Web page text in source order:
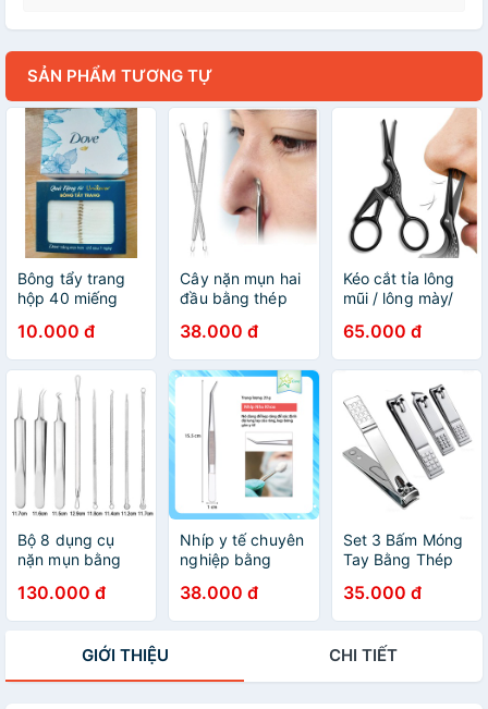
SẢN PHẨM TƯƠNG TỰ
Bông tẩy trang
hộp 40 miếng
10.000 đ
Cây nặn mụn hai
đầu bằng thép
38.000 đ
Kéo cắt tỉa lông
mũi / lông mày/
thép không gỉ
#K1
65.000 đ
Bộ 8 dụng cụ
nặn mụn bằng
tiện dụng
130.000 đ
Nhíp y tế chuyên
nghiệp bằng
38.000 đ
Set 3 Bấm Móng
Tay Bằng Thép
Lượng Cao Tiện
Dụng (có thể
35.000 đ
GIỚI THIỆU CHI TIẾT